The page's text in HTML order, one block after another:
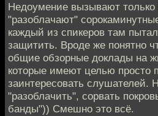
Недоумение вызывают только
"разоблачают"
каждый из спикеров там
защитить. Вроде же понятно
общие обзорные доклады на
которые имеют целью просто
заинтересовать слушателей.
"разоблачить", сорвать
банды")) Смешно это всё.